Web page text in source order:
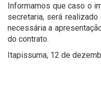
Informamos que caso o
secretaria, será
necessária a
do contrato.
Itapissuma, 12 de